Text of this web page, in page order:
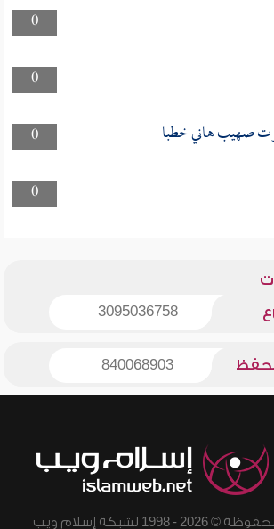
0
0
0
صهيب هاني خطبا
0
3095036758
840068903
لشبكة إسلام ويب